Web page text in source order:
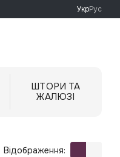
УкрРус
ШТОРИ ТА
ЖАЛЮЗІ
Відображення: